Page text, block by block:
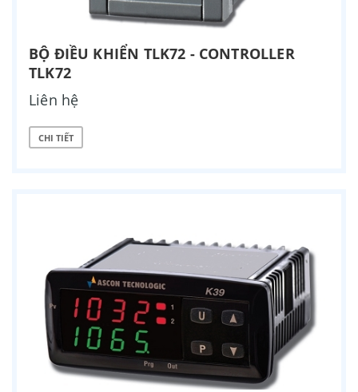
BỘ ĐIỀU KHIỂN TLK72 - CONTROLLER
TLK72
Liên hệ
CHI TIẾT